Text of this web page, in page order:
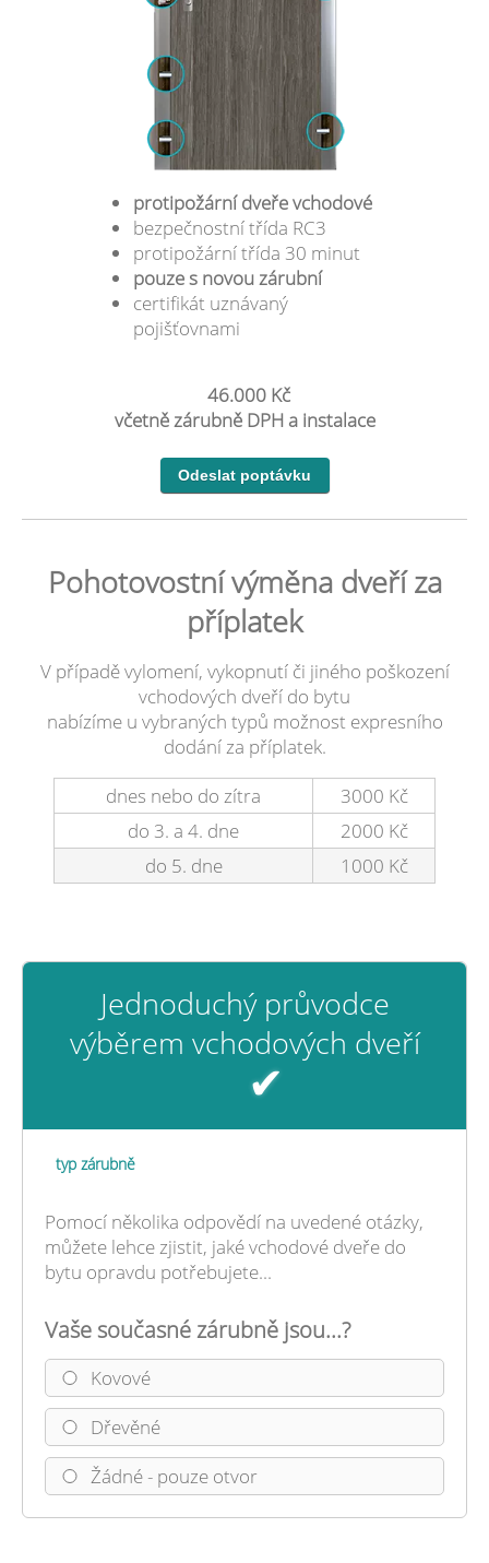
protipožární dveře vchodové
bezpečnostní třída RC3
protipožární třída 30 minut
pouze s novou zárubní
certifikát uznávaný
pojišťovnami
46.000 Kč
včetně zárubně DPH a instalace
Pohotovostní výměna dveří za
příplatek
V případě vylomení, vykopnutí či jiného poškození
vchodových dveří do bytu
nabízíme u vybraných typů možnost expresního
dodání za příplatek.
dnes nebo do zítra
3000 Kč
do 3. a 4. dne
2000 Kč
do 5. dne
1000 Kč
Jednoduchý průvodce
výběrem vchodových dveří
✔
typ zárubně
Pomocí několika odpovědí na uvedené otázky,
můžete lehce zjistit, jaké vchodové dveře do
bytu opravdu potřebujete...
Vaše současné zárubně jsou...?
Kovové
Dřevěné
Žádné - pouze otvor